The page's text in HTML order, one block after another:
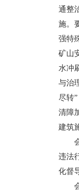
通整
施。
强特
矿山
水冲
与治
尽转
清障
建筑
会
违法
化督
会